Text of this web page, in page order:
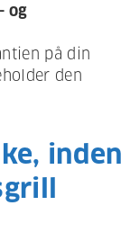
og
på din
den
inden